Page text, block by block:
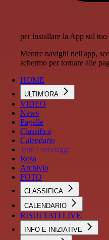
per installare la App sul tuo
Mentre navighi nell'app,
schermo per tornare alle
HOME
ULTIM'ORA
VIDEO
News
Pagelle
Classifica
Calendario
Tutti i sondaggi
Rosa
Archivio
FOTO
CLASSIFICA
CALENDARIO
RISULTATI LIVE
INFO E INIZIATIVE